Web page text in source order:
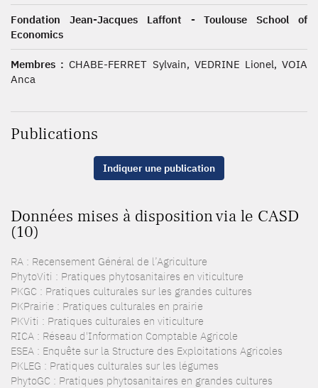
Fondation Jean-Jacques Laffont - Toulouse School of
Economics
Membres : CHABE-FERRET Sylvain, VEDRINE Lionel, VOIA
Anca
Publications
Indiquer une publication
Données mises à disposition via le CASD
(10)
RA : Recensement Général de l’Agriculture
PhytoViti : Pratiques phytosanitaires en viticulture
PKGC : Pratiques culturales sur les grandes cultures
PKPrairie : Pratiques culturales en prairie
PKViti : Pratiques culturales en viticulture
RICA : Réseau d'Information Comptable Agricole
ESEA : Enquête sur la Structure des Exploitations Agricoles
PKLEG : Pratiques culturales sur les légumes
PhytoGC : Pratiques phytosanitaires en grandes cultures